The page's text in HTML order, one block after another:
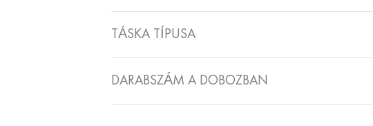
TÁSKA TÍPUSA
DARABSZÁM A DOBOZBAN